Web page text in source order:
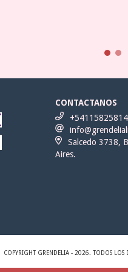
CONTACTANOS
Salcedo 3738,
Aires.
COPYRIGHT GRENDELIA - 2026. TODOS LOS